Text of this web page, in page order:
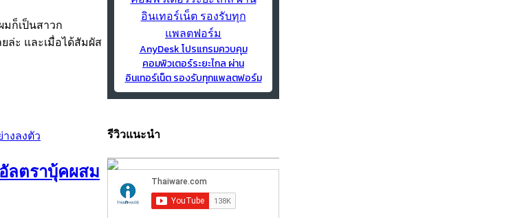
มก็เป็นสาวก
ล่ะ และเมื่อได้สัมผัส
ลตราบุ้คผสม
AnyDesk โปรแกรมควบคุม
คอมพิวเตอร์ระยะไกล ผ่าน
อินเทอร์เน็ต รองรับทุกแพลตฟอร์ม
รีวิวแนะนำ